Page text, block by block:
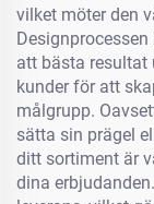
vilket möter den
att bästa resultat
kunder för att
målgrupp.
sätta sin prägel
ditt sortiment är
dina